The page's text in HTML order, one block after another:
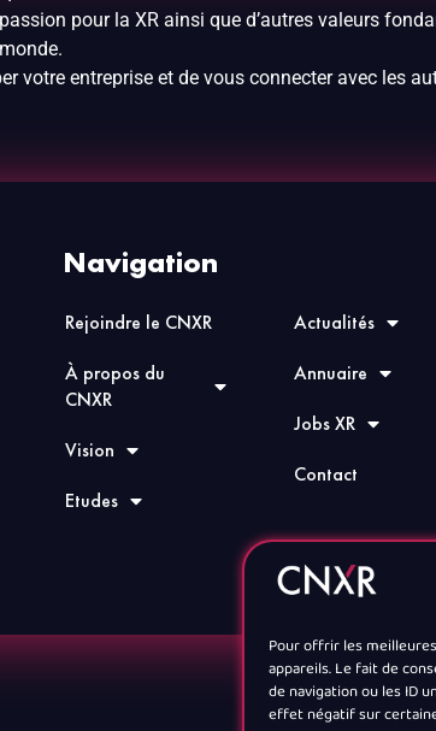
Pour offrir les
appareils. Le fait de
de navigation ou les ID
effet négatif sur
pour la XR ainsi que d’autres valeurs
votre entreprise et de vous connecter avec les
Navigation
Rejoindre le CNXR
À propos du
CNXR
Vision
Etudes
Actualités
Annuaire
Jobs XR
Contact